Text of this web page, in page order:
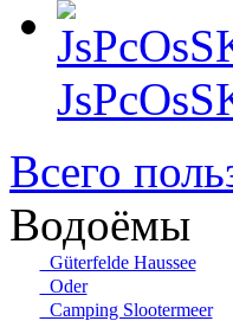
Всего
Водоёмы
Güterfelde Haussee
Oder
Camping Slootermeer